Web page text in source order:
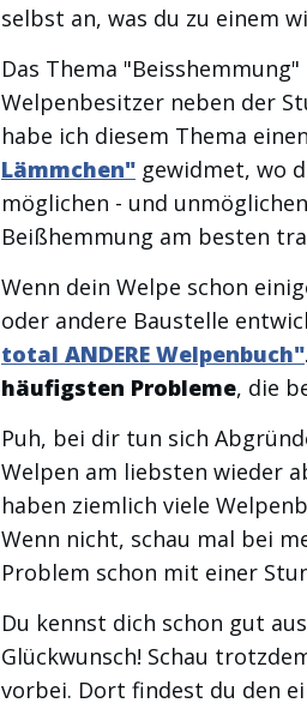
selbst an, was du zu einem
Das Thema
Welpenbesitzer neben der
habe ich diesem Thema
Lämmchen" gewidmet, wo
möglichen - und
Beißhemmung am besten
Wenn dein Welpe schon
oder andere Baustelle
total ANDERE Welpenbuch"
häufigsten Probleme, die
Puh, bei dir tun sich
Welpen am liebsten wieder
haben ziemlich viele
Wenn nicht, schau mal bei
Problem schon mit einer
Du kennst dich schon gut
Glückwunsch! Schau
vorbei. Dort findest du den